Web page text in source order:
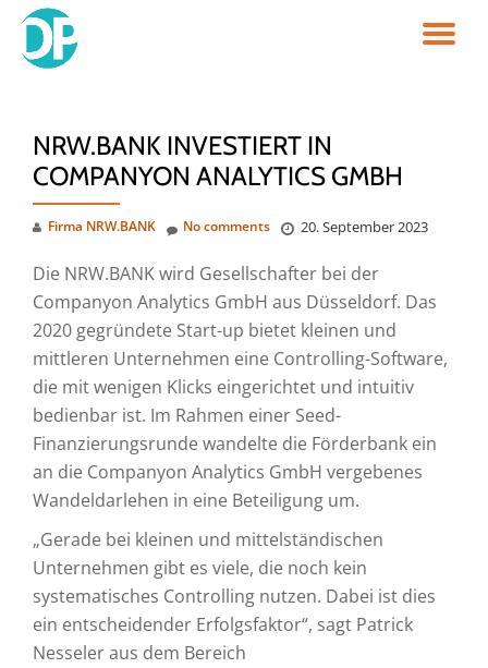
Skip
NRW.BANK INVESTIERT IN
COMPANYON ANALYTICS GMBH
Firma NRW.BANK 20. September 2023
No comments
Die NRW.BANK wird Gesellschafter bei der
Companyon Analytics GmbH aus Düsseldorf. Das
2020 gegründete Start-up bietet kleinen und
mittleren Unternehmen eine Controlling-Software,
die mit wenigen Klicks eingerichtet und intuitiv
bedienbar ist. Im Rahmen einer Seed-
Finanzierungsrunde wandelte die Förderbank ein
an die Companyon Analytics GmbH vergebenes
Wandeldarlehen in eine Beteiligung um.
„Gerade bei kleinen und mittelständischen
Unternehmen gibt es viele, die noch kein
systematisches Controlling nutzen. Dabei ist dies
ein entscheidender Erfolgsfaktor“, sagt Patrick
Nesseler aus dem Bereich